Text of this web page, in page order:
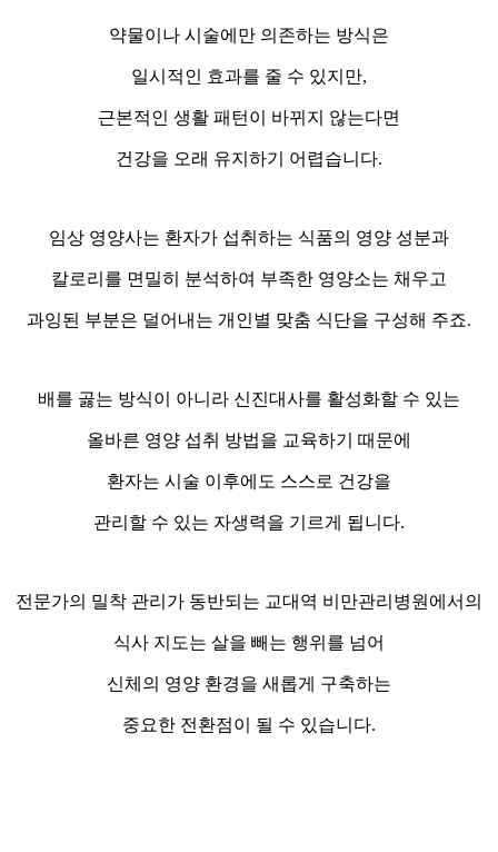
약물이나 시술에만 의존하는 방식은
일시적인 효과를 줄 수 있지만,
근본적인 생활 패턴이 바뀌지 않는다면
건강을 오래 유지하기 어렵습니다.
임상 영양사는 환자가 섭취하는 식품의 영양 성분과
칼로리를 면밀히 분석하여 부족한 영양소는 채우고
과잉된 부분은 덜어내는 개인별 맞춤 식단을 구성해 주죠.
배를 곯는 방식이 아니라 신진대사를 활성화할 수 있는
올바른 영양 섭취 방법을 교육하기 때문에
환자는 시술 이후에도 스스로 건강을
관리할 수 있는 자생력을 기르게 됩니다.
전문가의 밀착 관리가 동반되는 교대역 비만관리병원에서의
식사 지도는 살을 빼는 행위를 넘어
신체의 영양 환경을 새롭게 구축하는
중요한 전환점이 될 수 있습니다.